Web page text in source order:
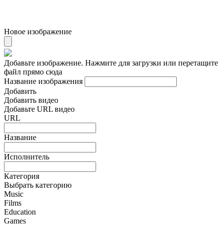
Новое изображение
Добавьте изображение. Нажмите для загрузки или перетащите
файл прямо сюда
Название изображения
Добавить
Добавить видео
Добавьте URL видео
URL
Название
Исполнитель
Категория
Выбрать категорию
Music
Films
Education
Games